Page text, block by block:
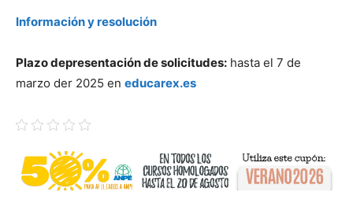
Información y resolución
Plazo depresentación de solicitudes: hasta el 7 de
marzo der 2025 en educarex.es